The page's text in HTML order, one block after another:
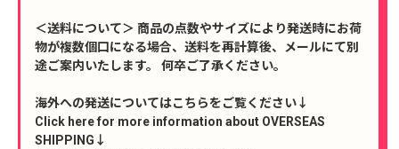
＜送料について＞ 商品の点数やサイズにより発送時にお荷
物が複数個口になる場合、送料を再計算後、メールにて別
途ご案内いたします。 何卒ご了承ください。
海外への発送についてはこちらをご覧ください↓
Click here for more information about OVERSEAS
SHIPPING↓